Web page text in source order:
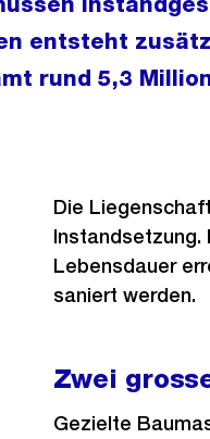
entsteht
rund 5,3
Die
Instandsetzung.
Lebensdauer
saniert werden.
Zwei
Gezielte